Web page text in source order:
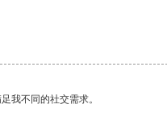
我不同的社交需求。